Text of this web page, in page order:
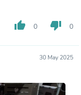
thumb_up 0 thumb_down 0
30 May 2025